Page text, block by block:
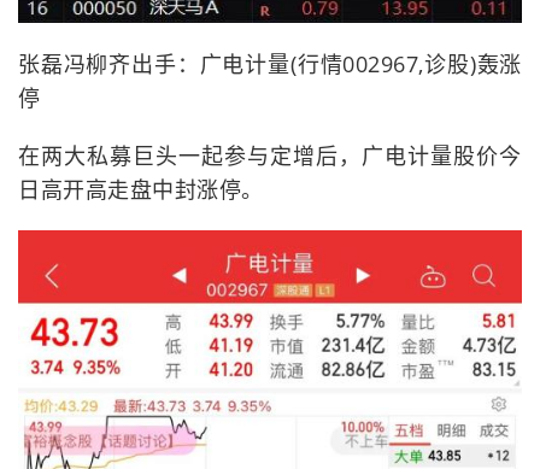
张磊冯柳齐出手：广电计量(行情002967,诊股)轰涨
停
在两大私募巨头一起参与定增后，广电计量股价今
日高开高走盘中封涨停。